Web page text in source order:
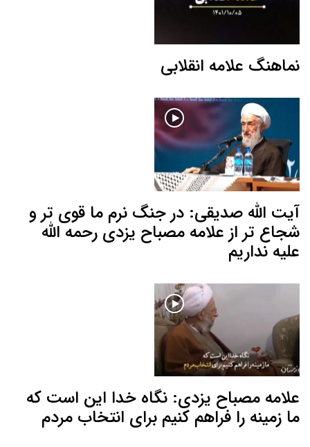
نماهنگ علامه انقلابی
آیت الله صدیقی: در جنگ نرم ما قوی تر و
شجاع تر از علامه مصباح یزدی رحمه الله
علیه نداریم
علامه مصباح یزدی: نگاه خدا این است که
ما زمینه را فراهم کنیم برای انتخاب مردم